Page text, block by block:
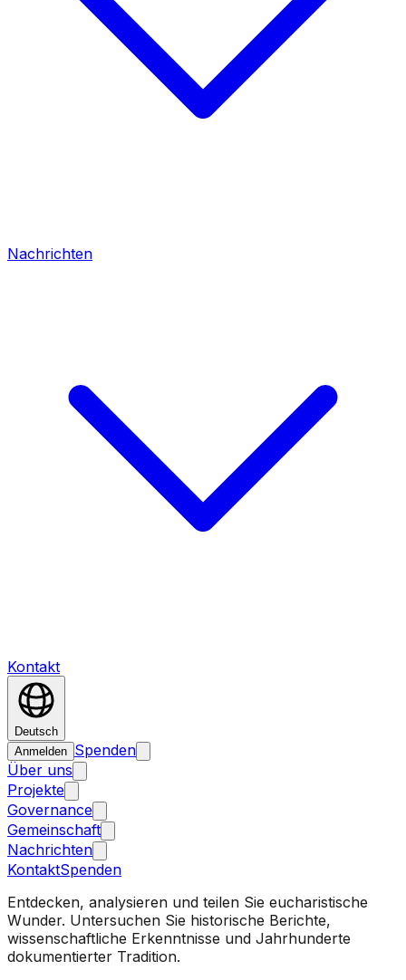
Nachrichten
Kontakt
Deutsch
Anmelden Spenden
Über uns
Projekte
Governance
Gemeinschaft
Nachrichten
KontaktSpenden
Entdecken, analysieren und teilen Sie eucharistische
Wunder. Untersuchen Sie historische Berichte,
wissenschaftliche Erkenntnisse und Jahrhunderte
dokumentierter Tradition.